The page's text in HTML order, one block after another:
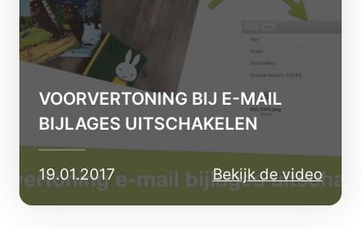
VOORVERTONING BIJ E-MAIL
BIJLAGES UITSCHAKELEN
19.01.2017 Bekijk de video